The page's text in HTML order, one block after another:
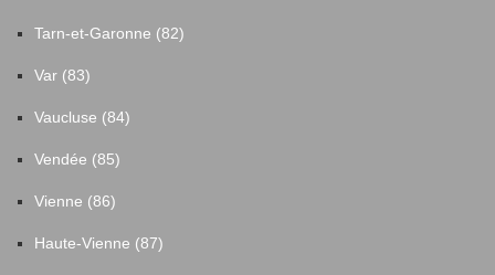
Tarn-et-Garonne (82)
Var (83)
Vaucluse (84)
Vendée (85)
Vienne (86)
Haute-Vienne (87)